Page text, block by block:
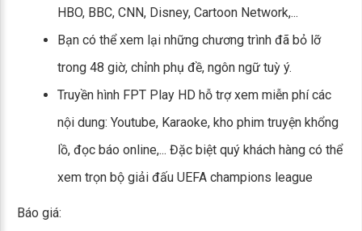
HBO, BBC, CNN, Disney, Cartoon Network,...
Bạn có thể xem lại những chương trình đã bỏ lỡ
trong 48 giờ, chỉnh phụ đề, ngôn ngữ tuỳ ý.
Truyền hình FPT Play HD hỗ trợ xem miễn phí các
nội dung: Youtube, Karaoke, kho phim truyện khổng
lồ, đọc báo online,... Đặc biệt quý khách hàng có thể
xem trọn bộ giải đấu UEFA champions league
Báo giá: